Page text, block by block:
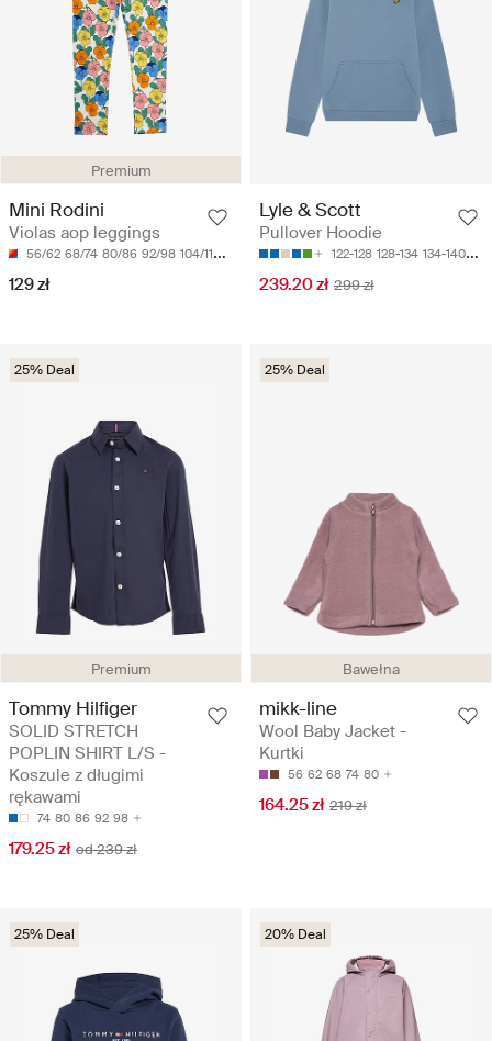
Premium
Mini Rodini
Violas aop leggings
56/62 68/74 80/86 92/98 104/110
129 zł
Lyle & Scott
Pullover Hoodie
122-128 128-134 134-140
239.20 zł 299 zł
Premium
25% Deal
Tommy Hilfiger
SOLID STRETCH
POPLIN SHIRT L/S -
Koszule z długimi
rękawami
74 80 86 92 98
179.25 zł od 239 zł
Bawełna
25% Deal
mikk-line
Wool Baby Jacket -
Kurtki
56 62 68 74 80
164.25 zł 219 zł
25% Deal 20% Deal